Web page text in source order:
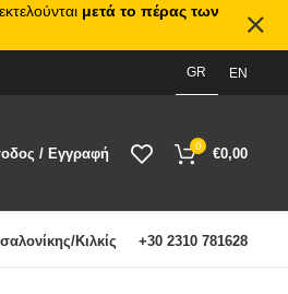
GR EN
/ Εγγραφή 0 €0,00
Κιλκίς +30 2310 781628
μετά το πέρας των